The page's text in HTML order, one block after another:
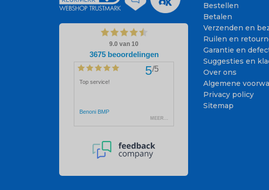
Bestellen
Betalen
Verzenden en
Ruilen en
Garantie en
Suggesties en
Over ons
Algemene
Privacy policy
Sitemap